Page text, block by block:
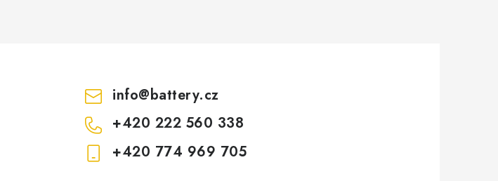
info@battery.cz
+420 222 560 338
+420 774 969 705